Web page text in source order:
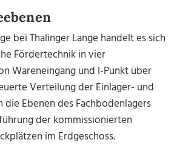
bei Thalinger Lange handelt es sich
Fördertechnik in vier
Wareneingang und I-Punkt über
Verteilung der Einlager- und
Ebenen des Fachbodenlagers
der kommissionierten
im Erdgeschoss.